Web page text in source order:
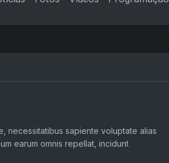
necessitatibus sapiente voluptate alias
earum omnis repellat, incidunt